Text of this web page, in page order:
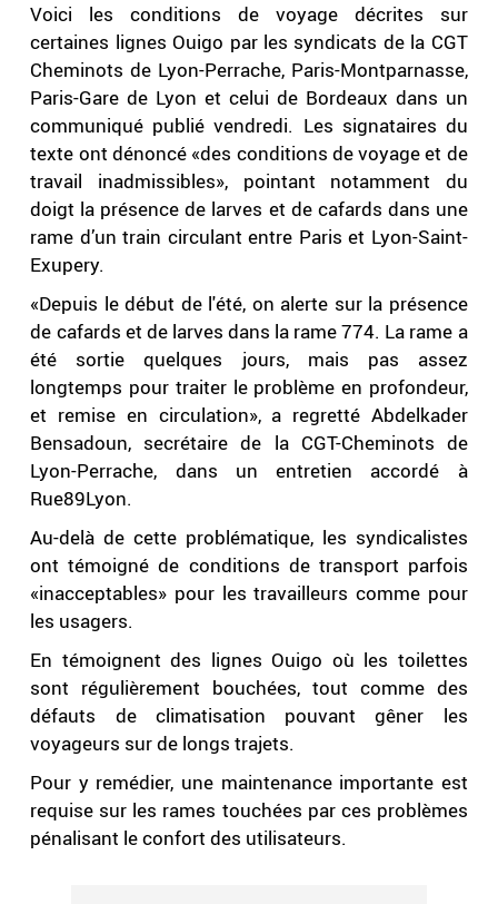
Voici les conditions de voyage décrites sur
certaines lignes Ouigo par les syndicats de la CGT
Cheminots de Lyon-Perrache, Paris-Montparnasse,
Paris-Gare de Lyon et celui de Bordeaux dans un
communiqué publié vendredi. Les signataires du
texte ont dénoncé «des conditions de voyage et de
travail inadmissibles», pointant notamment du
doigt la présence de larves et de cafards dans une
rame d’un train circulant entre Paris et Lyon-Saint-
Exupery.
«Depuis le début de l'été, on alerte sur la présence
de cafards et de larves dans la rame 774. La rame a
été sortie quelques jours, mais pas assez
longtemps pour traiter le problème en profondeur,
et remise en circulation», a regretté Abdelkader
Bensadoun, secrétaire de la CGT-Cheminots de
Lyon-Perrache, dans un entretien accordé à
Rue89Lyon.
Au-delà de cette problématique, les syndicalistes
ont témoigné de conditions de transport parfois
«inacceptables» pour les travailleurs comme pour
les usagers.
En témoignent des lignes Ouigo où les toilettes
sont régulièrement bouchées, tout comme des
défauts de climatisation pouvant gêner les
voyageurs sur de longs trajets.
Pour y remédier, une maintenance importante est
requise sur les rames touchées par ces problèmes
pénalisant le confort des utilisateurs.